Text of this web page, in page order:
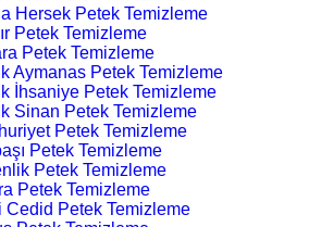
Hersek Petek Temizleme
Petek Temizleme
Petek Temizleme
Aymanas Petek Temizleme
İhsaniye Petek Temizleme
Sinan Petek Temizleme
Petek Temizleme
Petek Temizleme
Petek Temizleme
Petek Temizleme
Cedid Petek Temizleme